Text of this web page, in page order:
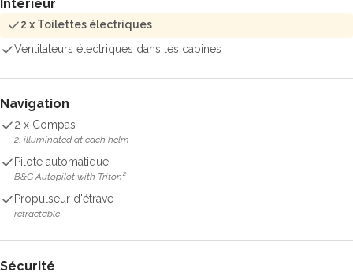
Intérieur
2 x Toilettes électriques
Ventilateurs électriques dans les cabines
Navigation
2 x Compas
2, illuminated at each helm
Pilote automatique
B&G Autopilot with Triton²
Propulseur d'étrave
retractable
Sécurité